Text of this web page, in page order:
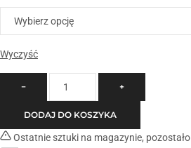
Wyczyść
− +
DODAJ DO KOSZYKA
Ostatnie sztuki na magazynie, pozostało